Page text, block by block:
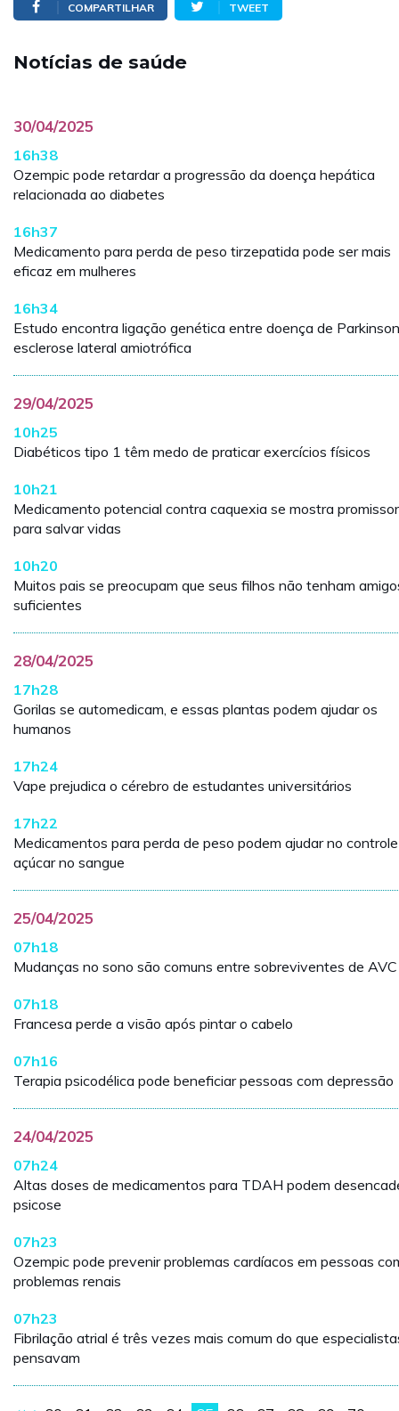
COMPARTILHAR TWEET
Notícias de saúde
30/04/2025
16h38
Ozempic pode retardar a progressão da doença hepática
relacionada ao diabetes
16h37
Medicamento para perda de peso tirzepatida pode ser mais
eficaz em mulheres
16h34
Estudo encontra ligação genética entre doença de
esclerose lateral amiotrófica
29/04/2025
10h25
Diabéticos tipo 1 têm medo de praticar exercícios físicos
10h21
Medicamento potencial contra caquexia se mostra promissor
para salvar vidas
10h20
Muitos pais se preocupam que seus filhos não tenham
suficientes
28/04/2025
17h28
Gorilas se automedicam, e essas plantas podem ajudar os
humanos
17h24
Vape prejudica o cérebro de estudantes universitários
17h22
Medicamentos para perda de peso podem ajudar no
açúcar no sangue
25/04/2025
07h18
Mudanças no sono são comuns entre sobreviventes de AVC
07h18
Francesa perde a visão após pintar o cabelo
07h16
Terapia psicodélica pode beneficiar pessoas com depressão
24/04/2025
07h24
Altas doses de medicamentos para TDAH podem
psicose
07h23
Ozempic pode prevenir problemas cardíacos em pessoas
problemas renais
07h23
Fibrilação atrial é três vezes mais comum do que
pensavam